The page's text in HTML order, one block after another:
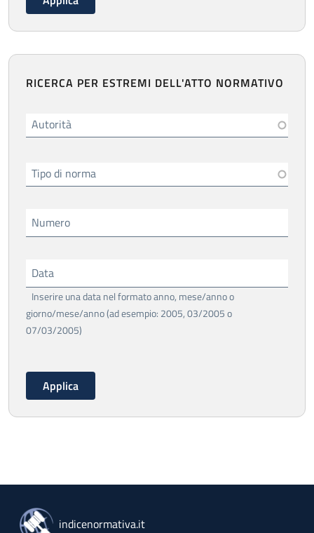
RICERCA PER ESTREMI DELL'ATTO NORMATIVO
Autorità
Tipo di norma
Numero
Data
Inserire una data nel formato anno, mese/anno o
giorno/mese/anno (ad esempio: 2005, 03/2005 o
07/03/2005)
indicenormativa.it